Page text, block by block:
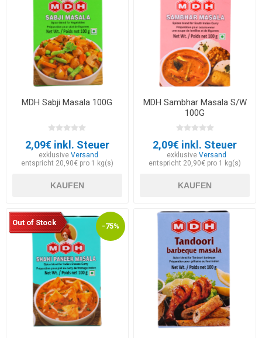
MDH Sabji Masala 100G
2,09€ inkl. Steuer
exklusiveVersand
entspricht 20,90€ pro 1 kg(s)
KAUFEN
MDH Sambhar Masala S/W
100G
2,09€ inkl. Steuer
exklusive Versand
entspricht 20,90€ pro 1 kg(s)
KAUFEN
-75%
Out of Stock